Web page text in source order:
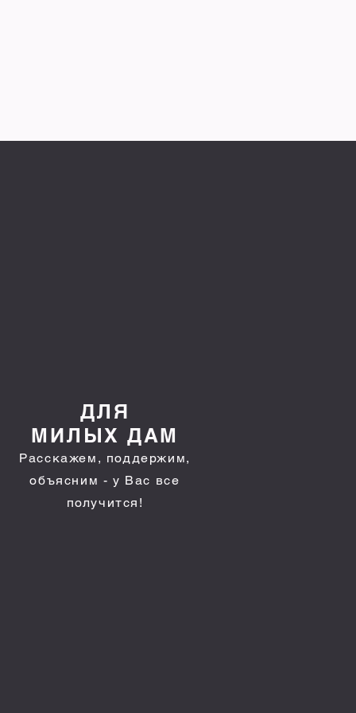
ДЛЯ
МИЛЫХ ДАМ
Расскажем, поддержим,
объясним - у Вас все
получится!